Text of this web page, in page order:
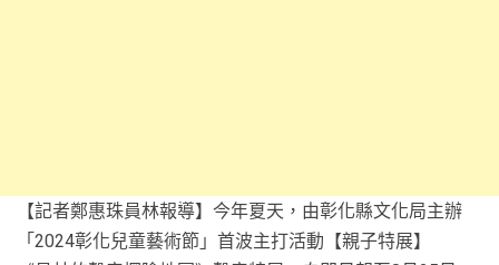
【記者鄭惠珠員林報導】今年夏天，由彰化縣文化局主辦
「2024彰化兒童藝術節」首波主打活動【親子特展】